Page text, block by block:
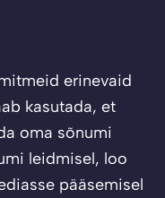
erinevaid
kasutada, et
oma sõnumi
leidmisel, loo
pääsemisel